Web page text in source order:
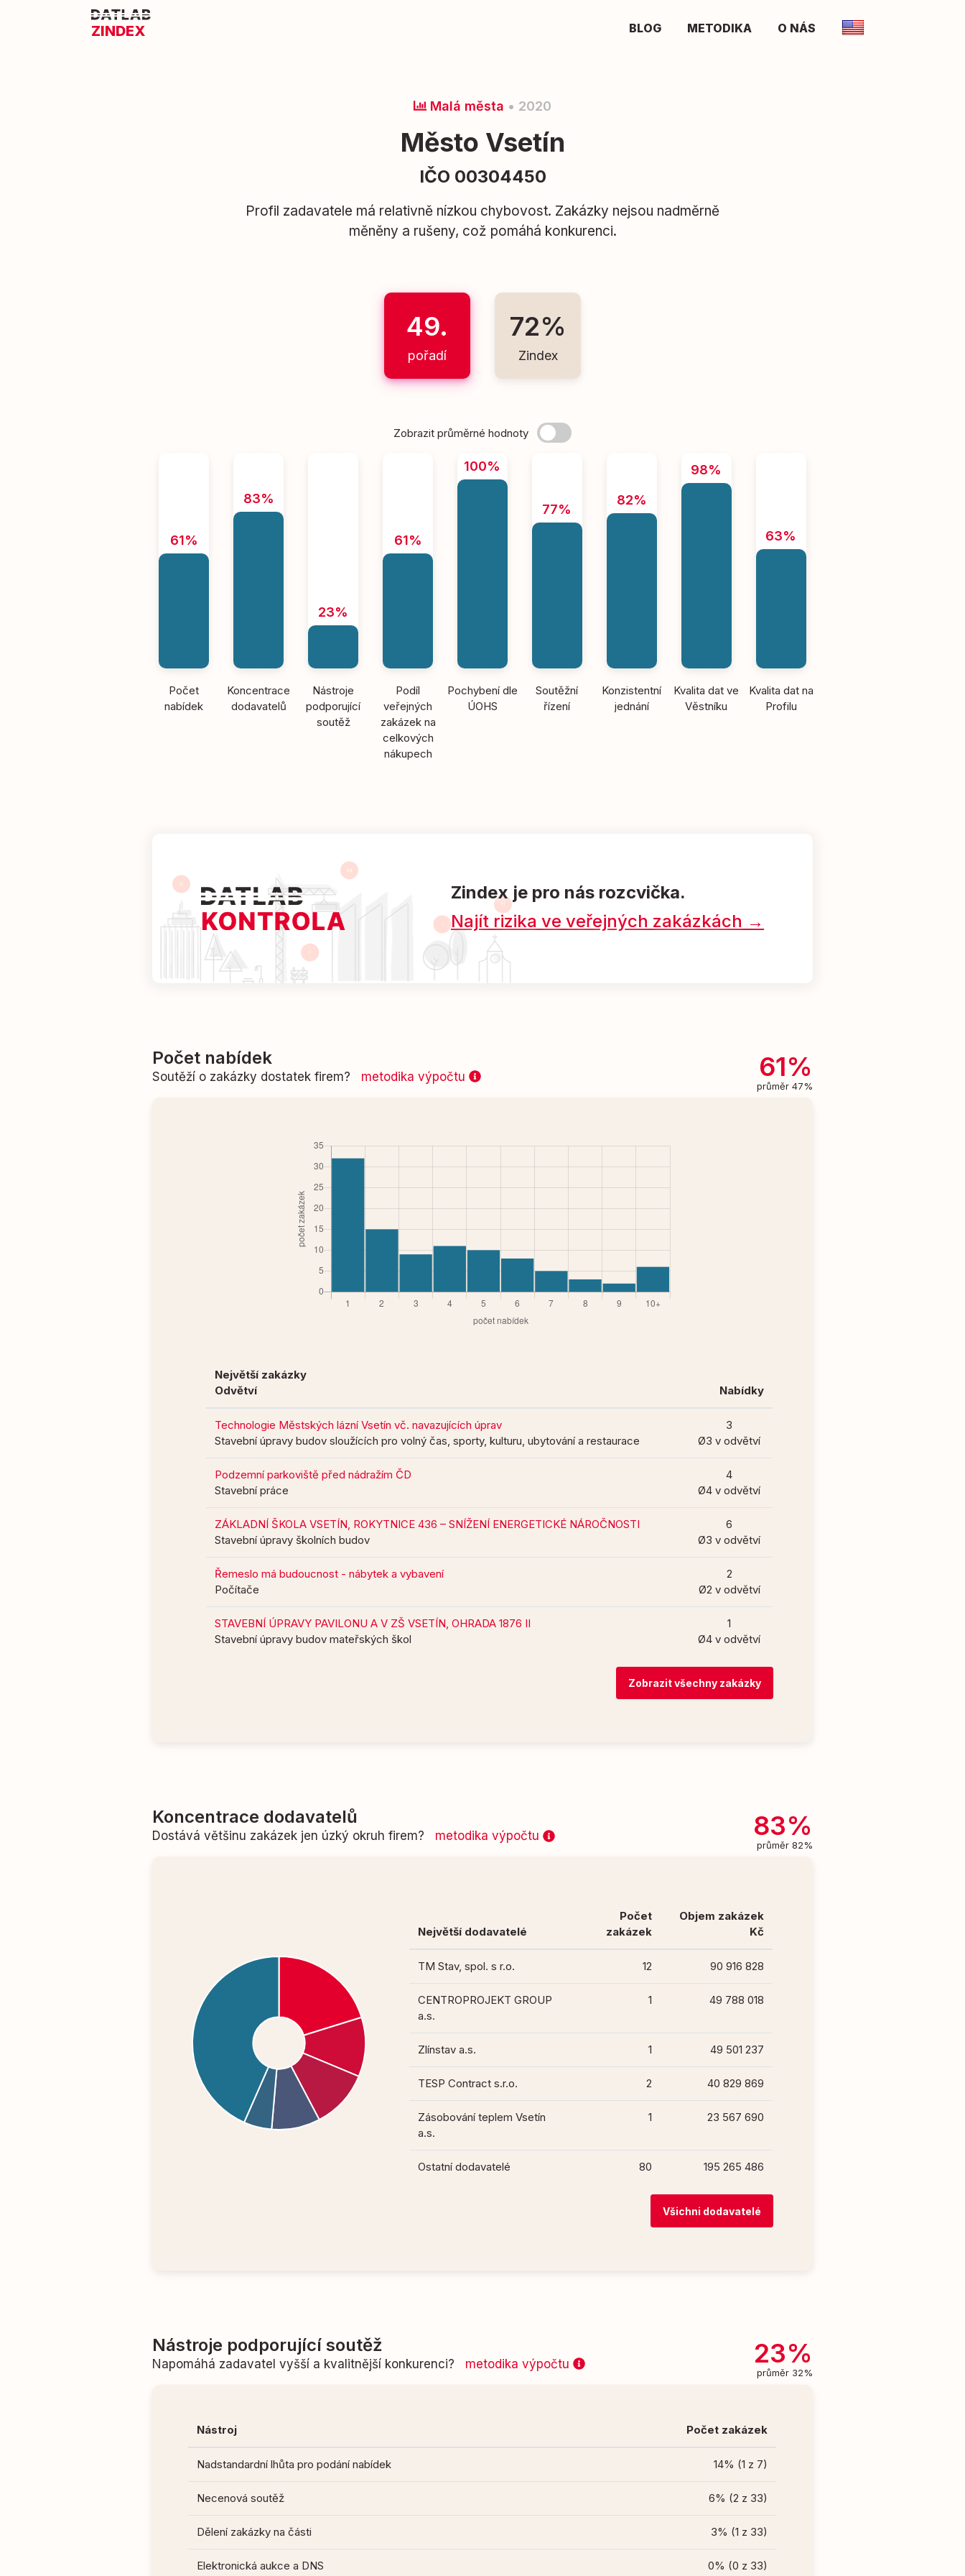
ZINDEX BLOG METODIKA O NÁS
Malá města • 2020
Město Vsetín
IČO 00304450
Profil zadavatele má relativně nízkou chybovost. Zakázky nejsou nadměrně
měněny a rušeny, což pomáhá konkurenci.
49.
pořadí
72%
Zindex
Zobrazit průměrné hodnoty
61%
Počet
nabídek
83%
Koncentrace
dodavatelů
23%
Nástroje
podporující
soutěž
61%
Podíl
veřejných
zakázek na
celkových
nákupech
100%
Pochybení dle
ÚOHS
77%
Soutěžní
řízení
82%
Konzistentní
jednání
98%
Kvalita dat ve
Věstníku
63%
Kvalita dat na
Profilu
Zindex je pro nás rozcvička.
Najít rizika ve veřejných zakázkách →
Počet nabídek
Soutěží o zakázky dostatek firem? metodika výpočtu 61%
průměr 47%
Největší zakázky
Odvětví
Nabídky
Technologie Městských lázní Vsetín vč. navazujících úprav
Stavební úpravy budov sloužících pro volný čas, sporty, kulturu, ubytování a restaurace
3
Ø3 v odvětví
Podzemní parkoviště před nádražím ČD
Stavební práce
4
Ø4 v odvětví
ZÁKLADNÍ ŠKOLA VSETÍN, ROKYTNICE 436 – SNÍŽENÍ ENERGETICKÉ NÁROČNOSTI
Stavební úpravy školních budov
6
Ø3 v odvětví
Řemeslo má budoucnost - nábytek a vybavení
Počítače
2
Ø2 v odvětví
STAVEBNÍ ÚPRAVY PAVILONU A V ZŠ VSETÍN, OHRADA 1876 II
Stavební úpravy budov mateřských škol
1
Ø4 v odvětví
Zobrazit všechny zakázky
Koncentrace dodavatelů
Dostává většinu zakázek jen úzký okruh firem? metodika výpočtu 83%
průměr 82%
Největší dodavatelé
Počet
zakázek
Objem zakázek
Kč
TM Stav, spol. s r.o. 12 90 916 828
CENTROPROJEKT GROUP
a.s.
1 49 788 018
Zlínstav a.s. 1 49 501 237
TESP Contract s.r.o. 2 40 829 869
Zásobování teplem Vsetín
a.s.
1 23 567 690
Ostatní dodavatelé 80 195 265 486
Všichni dodavatelé
Nástroje podporující soutěž
Napomáhá zadavatel vyšší a kvalitnější konkurenci? metodika výpočtu 23%
průměr 32%
Nástroj Počet zakázek
Nadstandardní lhůta pro podání nabídek 14% (1 z 7)
Necenová soutěž 6% (2 z 33)
Dělení zakázky na části 3% (1 z 33)
Elektronická aukce a DNS 0% (0 z 33)